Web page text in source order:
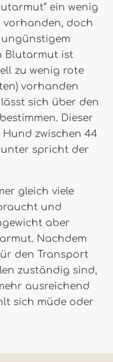
ein wenig
vorhanden, doch
Blutarmut ist
zu wenig rote
vorhanden
sich über den
Dieser
zwischen 44
spricht der
gleich viele
und
aber
Nachdem
den Transport
zuständig sind,
ausreichend
sich müde oder